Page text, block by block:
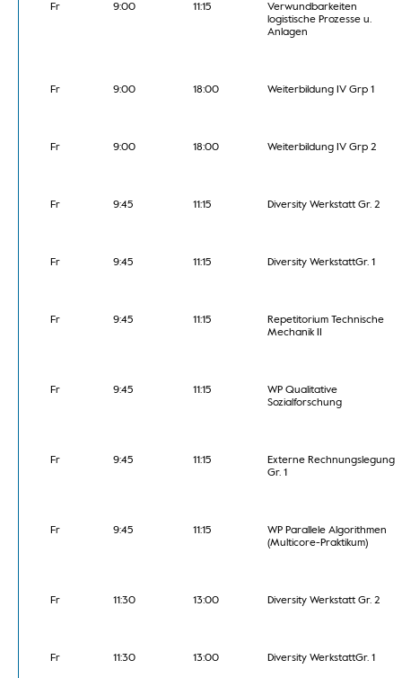
Fr 9:00 11:15
Verwundbarkeiten
logistische Prozesse u.
Anlagen
Fr 9:00 18:00 Weiterbildung IV Grp 1
Fr 9:00 18:00 Weiterbildung IV Grp 2
Fr 9:45 11:15 Diversity Werkstatt Gr. 2
Fr 9:45 11:15 Diversity WerkstattGr. 1
Fr 9:45 11:15
Repetitorium Technische
Mechanik II
Fr 9:45 11:15
WP Qualitative
Sozialforschung
Fr 9:45 11:15
Externe Rechnungslegung
Gr. 1
Fr 9:45 11:15
WP Parallele Algorithmen
(Multicore-Praktikum)
Fr 11:30 13:00 Diversity Werkstatt Gr. 2
Fr 11:30 13:00 Diversity WerkstattGr. 1